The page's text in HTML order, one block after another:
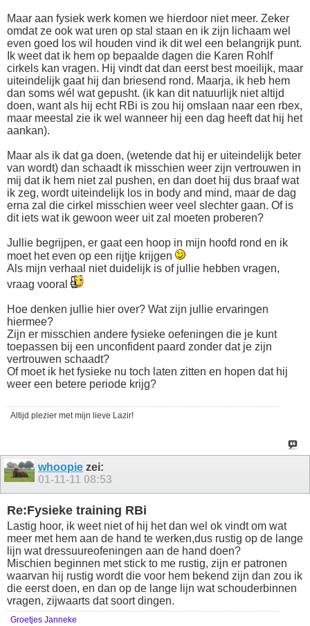
Maar aan fysiek werk komen we hierdoor niet meer. Zeker
omdat ze ook wat uren op stal staan en ik zijn lichaam wel
even goed los wil houden vind ik dit wel een belangrijk punt.
Ik weet dat ik hem op bepaalde dagen die Karen Rohlf
cirkels kan vragen. Hij vindt dat dan eerst best moeilijk, maar
uiteindelijk gaat hij dan briesend rond. Maarja, ik heb hem
dan soms wél wat gepusht. (ik kan dit natuurlijk niet altijd
doen, want als hij echt RBi is zou hij omslaan naar een rbex,
maar meestal zie ik wel wanneer hij een dag heeft dat hij het
aankan).
Maar als ik dat ga doen, (wetende dat hij er uiteindelijk beter
van wordt) dan schaadt ik misschien weer zijn vertrouwen in
mij dat ik hem niet zal pushen, en dan doet hij dus braaf wat
ik zeg, wordt uiteindelijk los in body and mind, maar de dag
erna zal die cirkel misschien weer veel slechter gaan. Of is
dit iets wat ik gewoon weer uit zal moeten proberen?
Jullie begrijpen, er gaat een hoop in mijn hoofd rond en ik
moet het even op een rijtje krijgen
Als mijn verhaal niet duidelijk is of jullie hebben vragen,
vraag vooral
Hoe denken jullie hier over? Wat zijn jullie ervaringen
hiermee?
Zijn er misschien andere fysieke oefeningen die je kunt
toepassen bij een unconfident paard zonder dat je zijn
vertrouwen schaadt?
Of moet ik het fysieke nu toch laten zitten en hopen dat hij
weer een betere periode krijg?
Altijd plezier met mijn lieve Lazir!
whoopie zei:
01-11-11 08:53
Re:Fysieke training RBi
Lastig hoor, ik weet niet of hij het dan wel ok vindt om wat
meer met hem aan de hand te werken,dus rustig op de lange
lijn wat dressuureofeningen aan de hand doen?
Mischien beginnen met stick to me rustig, zijn er patronen
waarvan hij rustig wordt die voor hem bekend zijn dan zou ik
die eerst doen, en dan op de lange lijn wat schouderbinnen
vragen, zijwaarts dat soort dingen.
Groetjes Janneke